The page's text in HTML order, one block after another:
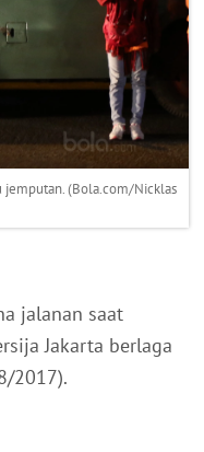
jemputan. (Bola.com/Nicklas
jalanan saat
Jakarta berlaga
2017).